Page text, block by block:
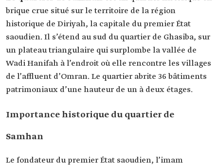
brique crue situé sur le territoire de la région
historique de Diriyah, la capitale du premier État
saoudien. Il s’étend au sud du quartier de Ghasiba, sur
un plateau triangulaire qui surplombe la vallée de
Wadi Hanifah à l’endroit où elle rencontre les villages
de l’affluent d’Omran. Le quartier abrite 36 bâtiments
patrimoniaux d’une hauteur de un à deux étages.
Importance historique du quartier de
Samhan
Le fondateur du premier État saoudien, l’imam